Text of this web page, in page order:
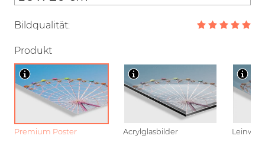
Bildqualität:
Produkt
Premium Poster Acrylglasbilder